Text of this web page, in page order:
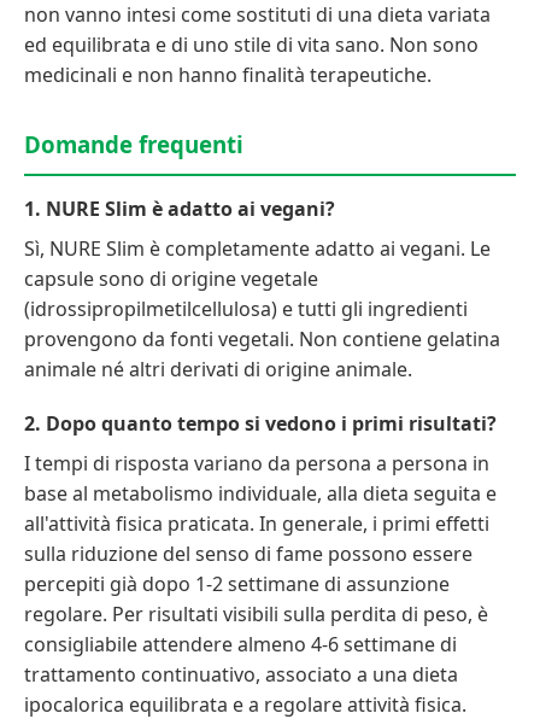
non vanno intesi come sostituti di una dieta variata
ed equilibrata e di uno stile di vita sano. Non sono
medicinali e non hanno finalità terapeutiche.
Domande frequenti
1. NURE Slim è adatto ai vegani?
Sì, NURE Slim è completamente adatto ai vegani. Le
capsule sono di origine vegetale
(idrossipropilmetilcellulosa) e tutti gli ingredienti
provengono da fonti vegetali. Non contiene gelatina
animale né altri derivati di origine animale.
2. Dopo quanto tempo si vedono i primi risultati?
I tempi di risposta variano da persona a persona in
base al metabolismo individuale, alla dieta seguita e
all'attività fisica praticata. In generale, i primi effetti
sulla riduzione del senso di fame possono essere
percepiti già dopo 1-2 settimane di assunzione
regolare. Per risultati visibili sulla perdita di peso, è
consigliabile attendere almeno 4-6 settimane di
trattamento continuativo, associato a una dieta
ipocalorica equilibrata e a regolare attività fisica.